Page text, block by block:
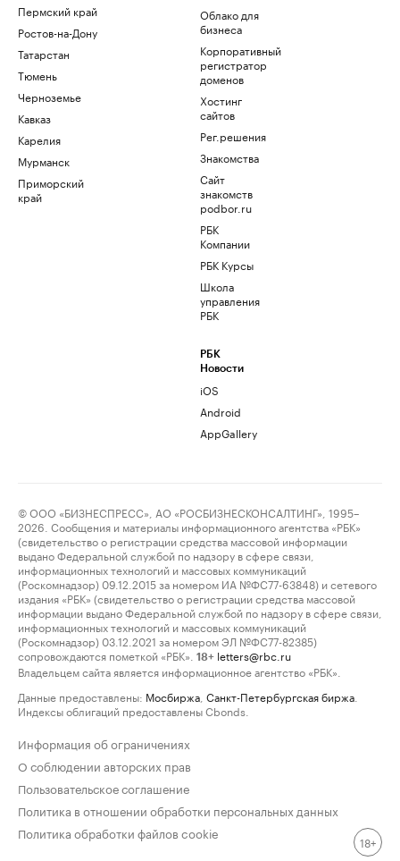
Пермский край
Ростов-на-Дону
Татарстан
Тюмень
Черноземье
Кавказ
Карелия
Мурманск
Приморский
край
Облако для
бизнеса
Корпоративный
регистратор
доменов
Хостинг
сайтов
Рег.решения
Знакомства
Сайт
знакомств
podbor.ru
РБК
Компании
РБК Курсы
Школа
управления
РБК
РБК
Новости
iOS
Android
AppGallery
© ООО «БИЗНЕСПРЕСС», АО «РОСБИЗНЕСКОНСАЛТИНГ», 1995–
2026. Сообщения и материалы информационного агентства «РБК»
(свидетельство о регистрации средства массовой информации
выдано Федеральной службой по надзору в сфере связи,
информационных технологий и массовых коммуникаций
(Роскомнадзор) 09.12.2015 за номером ИА №ФС77-63848) и сетевого
издания «РБК» (свидетельство о регистрации средства массовой
информации выдано Федеральной службой по надзору в сфере связи,
информационных технологий и массовых коммуникаций
(Роскомнадзор) 03.12.2021 за номером ЭЛ №ФС77-82385)
сопровождаются пометкой «РБК».
18+ letters@rbc.ru
Владельцем сайта является информационное агентство «РБК».
Данные предоставлены: Мосбиржа Санкт-Петербургская биржа
Индексы облигаций предоставлены Cbonds.
Информация об ограничениях
О соблюдении авторских прав
Пользовательское соглашение
Политика в отношении обработки персональных данных
Политика обработки файлов cookie
18+